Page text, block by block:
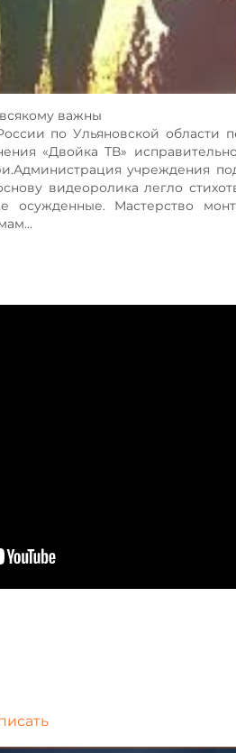
важны
по Ульяновской области
«Двойка ТВ»
учреждения
видеоролика легло
осужденные. Мастерство